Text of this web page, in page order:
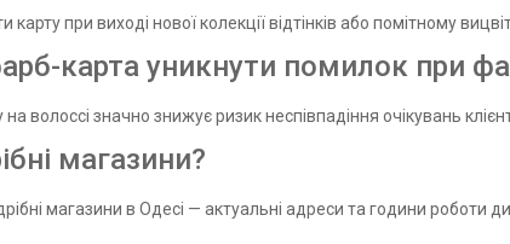
при виході нової колекції відтінків або помітному
карта уникнути помилок при
на волоссі значно знижує ризик неспівпадіння очікувань
магазини?
магазини в Одесі — актуальні адреси та години роботи